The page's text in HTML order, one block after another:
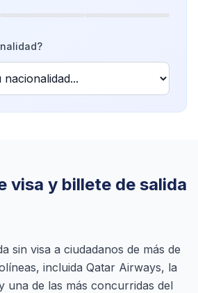
visa y billete de salida
sin visa a ciudadanos de más de
incluida Qatar Airways, la
una de las más concurridas del